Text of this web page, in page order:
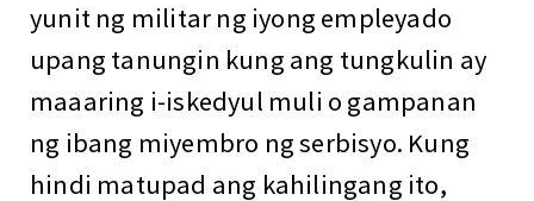
yunit ng militar ng iyong empleyado
upang tanungin kung ang tungkulin ay
maaaring i-iskedyul muli o gampanan
ng ibang miyembro ng serbisyo. Kung
hindi matupad ang kahilingang ito,